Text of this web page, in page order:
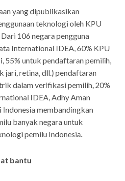
yang dipublikasikan
teknologi oleh KPU
106 negara pengguna
International IDEA, 60% KPU
55% untuk pendaftaran pemilih,
jari, retina, dll.) pendaftaran
dalam verifikasi pemilih, 20%
IDEA, Adhy Aman
membandingkan
banyak negara untuk
pemilu Indonesia.
bantu